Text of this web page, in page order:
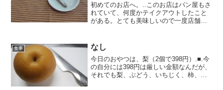
初めてのお店へ。..このお店はパン屋もさ
れていて、何度かテイクアウトしたこと
がある。とても美味しいので一度店舗で
満員で、女性同士やカップル、老夫婦が
多いかな。.■.お...
食事 なし
今日のおやつは、梨（2個で398円）.■.今
の自分には398円は厳しい金額なんだが、
それでも梨、ぶどう、いちじく、柿、さ